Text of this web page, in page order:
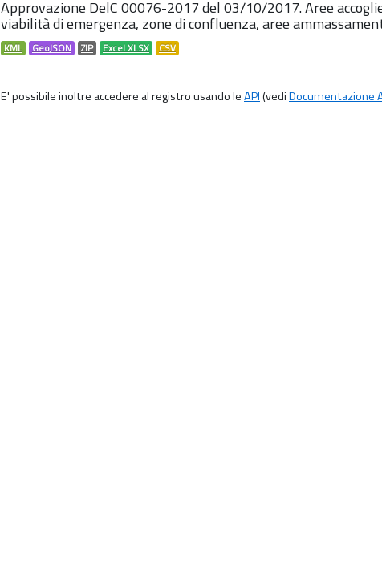
Approvazione DelC 00076-2017 del 03/10/2017. Aree
viabilità di emergenza, zone di confluenza, aree
KML GeoJSON ZIP Excel XLSX CSV
E' possibile inoltre accedere al registro usando leAPI(vediDocumentazione